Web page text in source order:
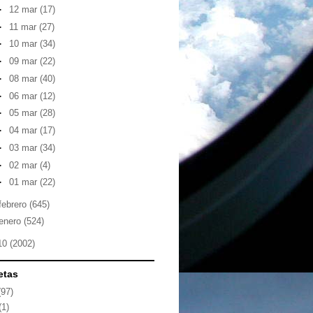
12 mar(17)
11 mar(27)
10 mar(34)
09 mar(22)
08 mar(40)
06 mar(12)
05 mar(28)
04 mar(17)
03 mar(34)
02 mar(4)
01 mar(22)
(645)
(524)
(2002)